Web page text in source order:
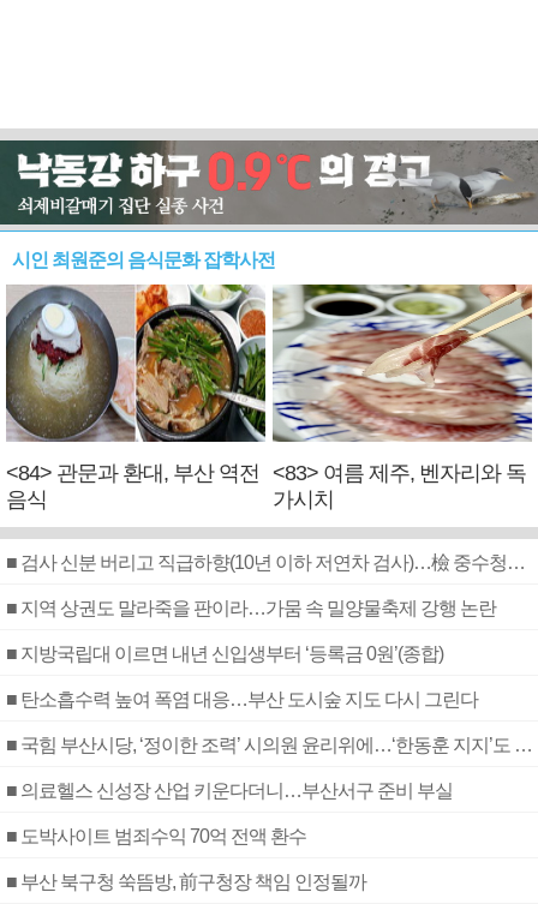
시인 최원준의 음식문화 잡학사전
<84> 관문과 환대, 부산 역전
음식
<83> 여름 제주, 벤자리와 독
가시치
■ 검사 신분 버리고 직급하향(10년 이하 저연차 검사)…檢 중수청행 기피
■ 지역 상권도 말라죽을 판이라…가뭄 속 밀양물축제 강행 논란
■ 지방국립대 이르면 내년 신입생부터 ‘등록금 0원’(종합)
■ 탄소흡수력 높여 폭염 대응…부산 도시숲 지도 다시 그린다
■ 국힘 부산시당, ‘정이한 조력’ 시의원 윤리위에…‘한동훈 지지’도 신고접수
■ 의료헬스 신성장 산업 키운다더니…부산서구 준비 부실
■ 도박사이트 범죄수익 70억 전액 환수
■ 부산 북구청 쑥뜸방, 前구청장 책임 인정될까